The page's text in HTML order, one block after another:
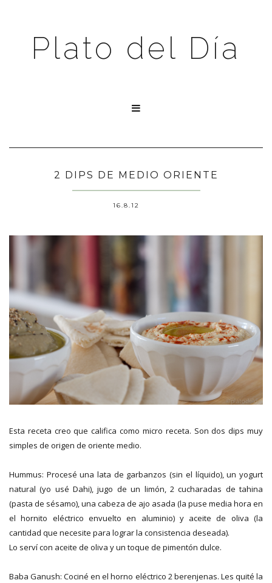
Plato del Día

2 DIPS DE MEDIO ORIENTE
16.8.12
Esta receta creo que califica como micro receta. Son dos dips muy
simples de origen de oriente medio.
Hummus: Procesé una lata de garbanzos (sin el líquido), un yogurt
natural (yo usé Dahi), jugo de un limón, 2 cucharadas de tahina
(pasta de sésamo), una cabeza de ajo asada (la puse media hora en
el hornito eléctrico envuelto en aluminio) y aceite de oliva (la
cantidad que necesite para lograr la consistencia deseada).
Lo serví con aceite de oliva y un toque de pimentón dulce.
Baba Ganush: Cociné en el horno eléctrico 2 berenjenas. Les quité la